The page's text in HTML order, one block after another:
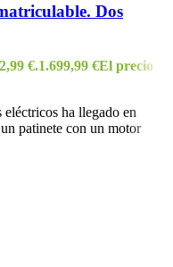
Dos
€.1.699,99 €El precio
ha llegado en
patinete con un motor